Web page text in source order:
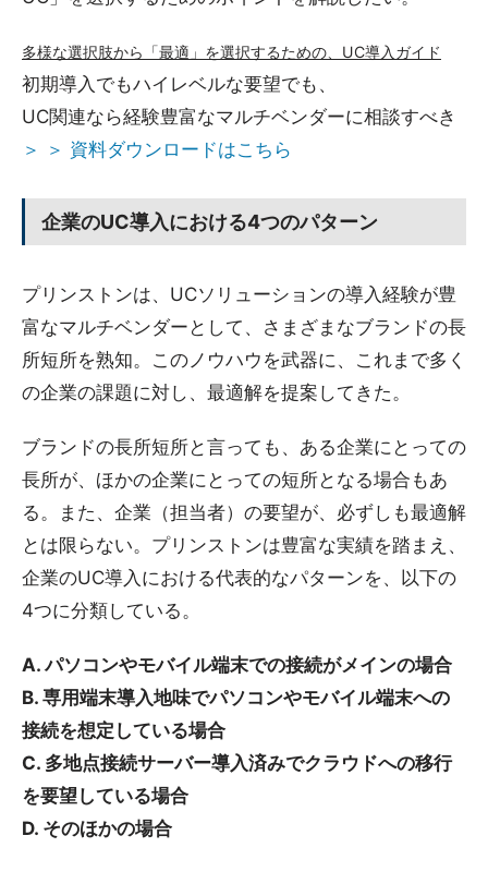
多様な選択肢から「最適」を選択するための、UC導入ガイド
初期導入でもハイレベルな要望でも、
UC関連なら経験豊富なマルチベンダーに相談すべき
＞ ＞ 資料ダウンロードはこちら
企業のUC導入における4つのパターン
プリンストンは、UCソリューションの導入経験が豊
富なマルチベンダーとして、さまざまなブランドの長
所短所を熟知。このノウハウを武器に、これまで多く
の企業の課題に対し、最適解を提案してきた。
ブランドの長所短所と言っても、ある企業にとっての
長所が、ほかの企業にとっての短所となる場合もあ
る。また、企業（担当者）の要望が、必ずしも最適解
とは限らない。プリンストンは豊富な実績を踏まえ、
企業のUC導入における代表的なパターンを、以下の
4つに分類している。
A. パソコンやモバイル端末での接続がメインの場合
B. 専用端末導入地味でパソコンやモバイル端末への
接続を想定している場合
C. 多地点接続サーバー導入済みでクラウドへの移行
を要望している場合
D. そのほかの場合